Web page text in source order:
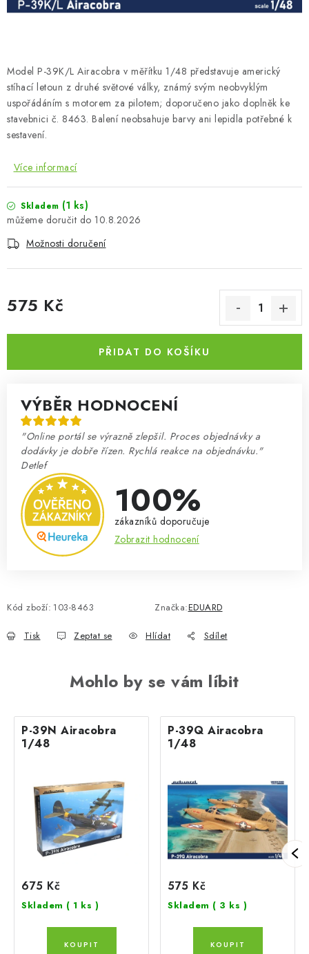
DÁRKOVÉ POUKAZY
O nás Moje objednávka Kontakty
Doprava a platba
Obchodní podmínky
Podmínky ochrany osobních údajů
Reklamační řád
Velkoobchod (B2B)
FAQ
Výstavy 2026
Model P-39K/L Airacobra v měřítku 1/48 představuje americký
stíhací letoun z druhé světové války, známý svým neobvyklým
uspořádáním s motorem za pilotem; doporučeno jako doplněk ke
stavebnici č. 8463. Balení neobsahuje barvy ani lepidla potřebné k
sestavení.
Více informací
Skladem (1 ks)
10.8.2026
Možnosti doručení
575 Kč
PŘIDAT DO KOŠÍKU
VÝBĚR HODNOCENÍ
"Online portál se výrazně zlepšil. Proces objednávky a
dodávky je dobře řízen. Rychlá reakce na objednávku."
Detlef
100%
zákazníků doporučuje
Zobrazit hodnocení
Kód zboží: 103-8463 Značka:EDUARD
Tisk Zeptat se Hlídat Sdílet
Mohlo by se vám líbit
P-39N Airacobra
1/48
675 Kč
Skladem ( 1 ks )
P-39Q Airacobra
1/48
575 Kč
Skladem ( 3 ks )